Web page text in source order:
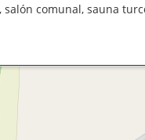
salón comunal, sauna